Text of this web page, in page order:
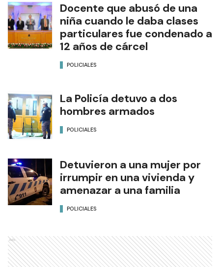
Docente que abusó de una
niña cuando le daba clases
particulares fue condenado a
12 años de cárcel
POLICIALES
La Policía detuvo a dos
hombres armados
POLICIALES
Detuvieron a una mujer por
irrumpir en una vivienda y
amenazar a una familia
POLICIALES
Ads